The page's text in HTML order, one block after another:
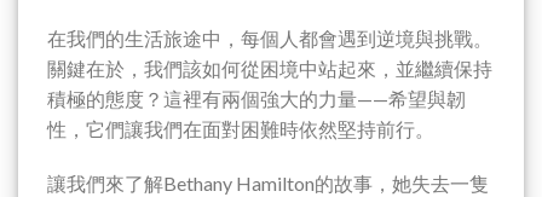
在我們的生活旅途中，每個人都會遇到逆境與挑戰。
關鍵在於，我們該如何從困境中站起來，並繼續保持
積極的態度？這裡有兩個強大的力量——希望與韌
性，它們讓我們在面對困難時依然堅持前行。
讓我們來了解Bethany Hamilton的故事，她失去一隻